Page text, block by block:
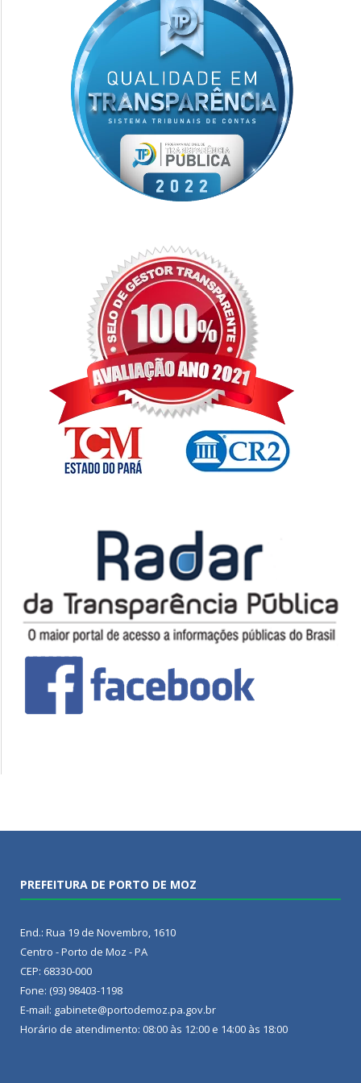
PREFEITURA DE PORTO DE MOZ
End.: Rua 19 de Novembro, 1610
Centro - Porto de Moz - PA
CEP: 68330-000
Fone: (93) 98403-1198
E-mail: gabinete@portodemoz.pa.gov.br
Horário de atendimento: 08:00 às 12:00 e 14:00 às 18:00